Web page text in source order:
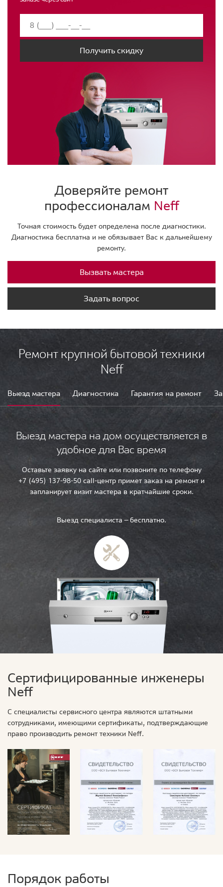
Получить скидку
Доверяйте ремонт
профессионалам Neff
Точная стоимость будет определена после диагностики.
Диагностика бесплатна и не обязывает Вас к дальнейшему
ремонту.
Вызвать мастера
Задать вопрос
Ремонт крупной бытовой техники
Neff
Выезд мастера Диагностика Гарантия на ремонт
Выезд мастера на дом осуществляется в
удобное для Вас время
Оставьте заявку на сайте или позвоните по телефону
+7 (495) 137-98-50 call-центр примет заказ на ремонт и
запланирует визит мастера в кратчайшие сроки.
Выезд специалиста — бесплатно.
Сертифицированные инженеры
Neff
С специалисты сервисного центра являются штатными
сотрудниками, имеющими сертификаты, подтверждающие
право производить ремонт техники Neff.
Порядок работы